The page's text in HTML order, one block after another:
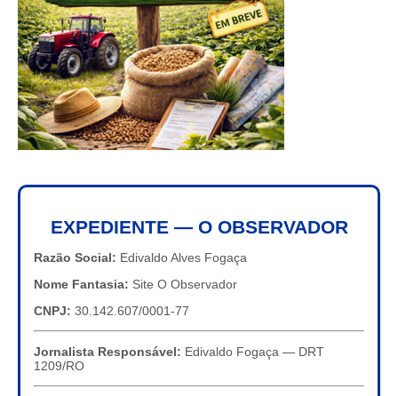
EXPEDIENTE — O OBSERVADOR
Razão Social: Edivaldo Alves Fogaça
Nome Fantasia: Site O Observador
CNPJ: 30.142.607/0001-77
Jornalista Responsável: Edivaldo Fogaça — DRT
1209/RO